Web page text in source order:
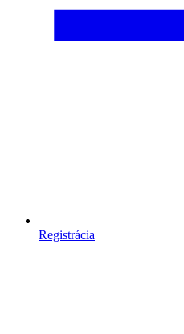
Registrácia